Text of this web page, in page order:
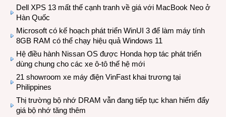
Dell XPS 13 mất thế cạnh tranh về giá với MacBook Neo ở
Hàn Quốc
Microsoft có kế hoạch phát triển WinUI 3 để làm máy tính
8GB RAM có thể chạy hiệu quả Windows 11
Hệ điều hành Nissan OS được Honda hợp tác phát triển
dùng chung cho các xe ô-tô thế hệ mới
21 showroom xe máy điện VinFast khai trương tại
Philippines
Thị trường bộ nhớ DRAM vẫn đang tiếp tục khan hiếm đẩy
giá bộ nhớ tăng thêm